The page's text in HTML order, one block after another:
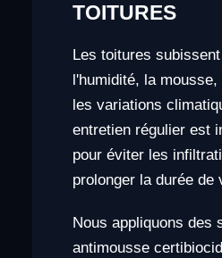
TOITURES
Les toitures
l'humidité, la
les variations
entretien régulier est
pour éviter les
prolonger la durée de
Nous appliquons des
antimousse